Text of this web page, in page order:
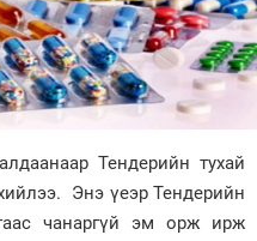
Тендерийн тухай
Энэ үеэр Тендерийн
чанаргүй эм орж ирж